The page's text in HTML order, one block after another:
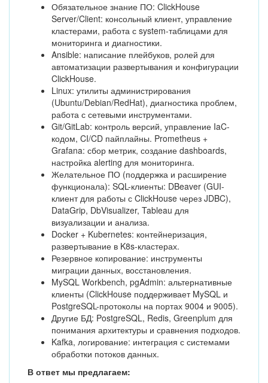
Обязательное знание ПО: ClickHouse
Server/Client: консольный клиент, управление
кластерами, работа с system-таблицами для
мониторинга и диагностики.
Ansible: написание плейбуков, ролей для
автоматизации развертывания и конфигурации
ClickHouse.
Linux: утилиты администрирования
(Ubuntu/Debian/RedHat), диагностика проблем,
работа с сетевыми инструментами.
Git/GitLab: контроль версий, управление IaC-
кодом, CI/CD пайплайны. Prometheus +
Grafana: сбор метрик, создание dashboards,
настройка alerting для мониторинга.
Желательное ПО (поддержка и расширение
функционала): SQL-клиенты: DBeaver (GUI-
клиент для работы с ClickHouse через JDBC),
DataGrip, DbVisualizer, Tableau для
визуализации и анализа.
Docker + Kubernetes: контейнеризация,
развертывание в K8s-кластерах.
Резервное копирование: инструменты
миграции данных, восстановления.
MySQL Workbench, pgAdmin: альтернативные
клиенты (ClickHouse поддерживает MySQL и
PostgreSQL-протоколы на портах 9004 и 9005).
Другие БД: PostgreSQL, Redis, Greenplum для
понимания архитектуры и сравнения подходов.
Kafka, логирование: интеграция с системами
обработки потоков данных.
В ответ мы предлагаем: